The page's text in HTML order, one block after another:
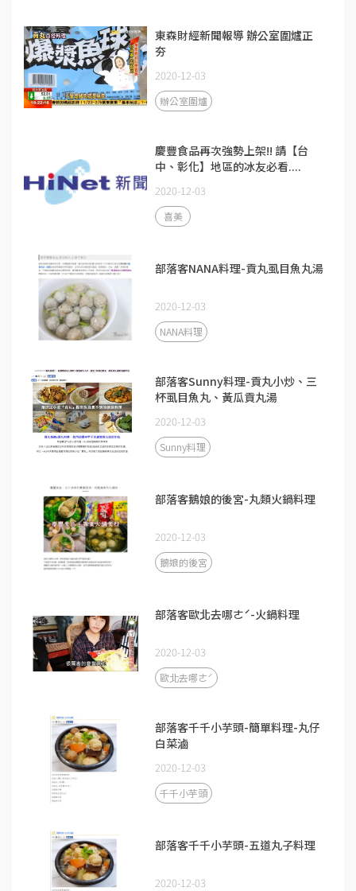
東森財經新聞報導 辦公室圍爐正
夯
2020-12-03
辦公室圍爐
慶豐食品再次強勢上架!! 請【台
中、彰化】地區的冰友必看....
2020-12-03
喜美
部落客NANA料理-貢丸虱目魚丸湯
2020-12-03
NANA料理
部落客Sunny料理-貢丸小炒、三
杯虱目魚丸、黃瓜貢丸湯
2020-12-03
Sunny料理
部落客鵝娘的後宮-丸類火鍋料理
2020-12-03
鵝娘的後宮
部落客歐北去哪ㄜˊ-火鍋料理
2020-12-03
歐北去哪ㄜˊ
部落客千千小芋頭-簡單料理-丸仔
白菜滷
2020-12-03
千千小芋頭
部落客千千小芋頭-五道丸子料理
2020-12-03